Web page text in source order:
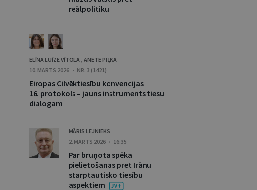
reālpolitiku
ELĪNA LUĪZE VĪTOLA , ANETE PIĻKA
10. MARTS 2026 • NR. 3 (1421)
Eiropas Cilvēktiesību konvencijas
16. protokols – jauns instruments tiesu
dialogam
MĀRIS LEJNIEKS
2. MARTS 2026 • 16:35
Par bruņota spēka
pielietošanas pret Irānu
starptautisko tiesību
aspektiem